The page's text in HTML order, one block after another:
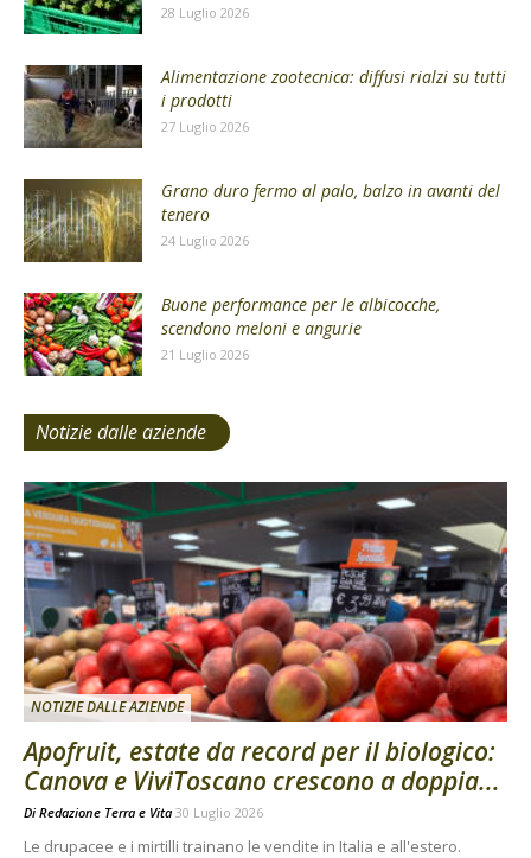
28 Luglio 2026
Alimentazione zootecnica: diffusi rialzi su tutti
i prodotti
27 Luglio 2026
Grano duro fermo al palo, balzo in avanti del
tenero
24 Luglio 2026
Buone performance per le albicocche,
scendono meloni e angurie
21 Luglio 2026
Notizie dalle aziende
NOTIZIE DALLE AZIENDE
Apofruit, estate da record per il biologico:
Canova e ViviToscano crescono a doppia...
Di Redazione Terra e Vita 30 Luglio 2026
Le drupacee e i mirtilli trainano le vendite in Italia e all'estero.